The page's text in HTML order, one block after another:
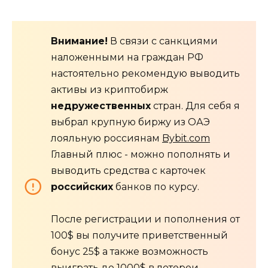
Внимание! В связи с санкциями
наложенными на граждан РФ
настоятельно рекомендую выводить
активы из криптобирж
недружественных стран. Для себя я
выбрал крупную биржу из ОАЭ
лояльную россиянам Bybit.com
Главный плюс - можно пополнять и
выводить средства с карточек
российских банков по курсу.
После регистрации и пополнения от
100$ вы получите приветственный
бонус 25$ а также возможность